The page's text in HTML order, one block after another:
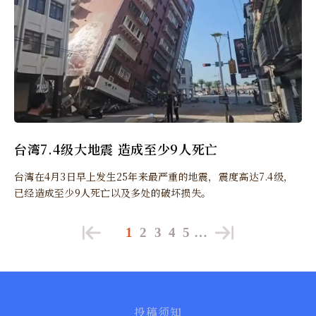
台湾7.4级大地震 造成至少9人死亡
台湾在4月3日早上发生25年来最严重的地震，震度高达7.4级，
已经造成至少9人死亡以及多处的破坏损失。
1 2 3 4 5 …
投稿须知